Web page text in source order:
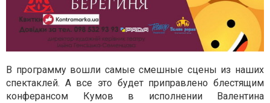
В программу вошли самые смешные сцены из наших
спектаклей. А все это будет приправлено блестящим
конферансом Кумов в исполнении Валентина